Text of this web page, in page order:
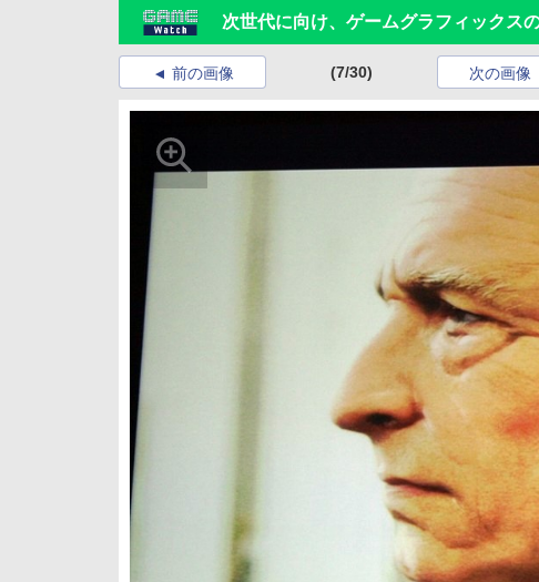
次世代に向け、ゲームグラフィックス
前の画像 (7/30) 次の画像